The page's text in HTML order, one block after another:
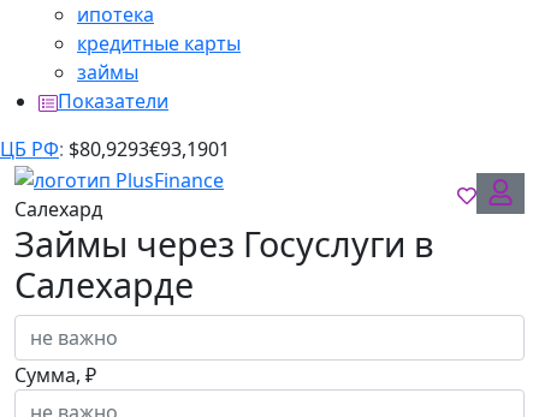
ипотека
кредитные карты
займы
Показатели
ЦБ РФ: $80,9293€93,1901
Салехард
Займы через Госуслуги в
Салехарде
Сумма, ₽